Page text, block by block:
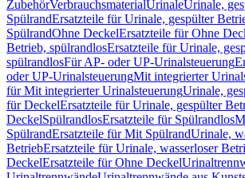
ZubehörVerbrauchsmaterialUrinaleUrinale,
SpülrandErsatzteile für Urinale, gespülter
SpülrandOhne DeckelErsatzteile für Ohne
Betrieb, spülrandlosErsatzteile für Urinale,
spülrandlosFür AP- oder UP-Urinalsteuerung
oder UP-UrinalsteuerungMit integrierter
für Mit integrierter UrinalsteuerungUrinale,
für DeckelErsatzteile für Urinale, gespülter
DeckelSpülrandlosErsatzteile für Spülrandlos
SpülrandErsatzteile für Mit SpülrandUrinale,
BetriebErsatzteile für Urinale, wasserloser
DeckelErsatzteile für Ohne Deckel